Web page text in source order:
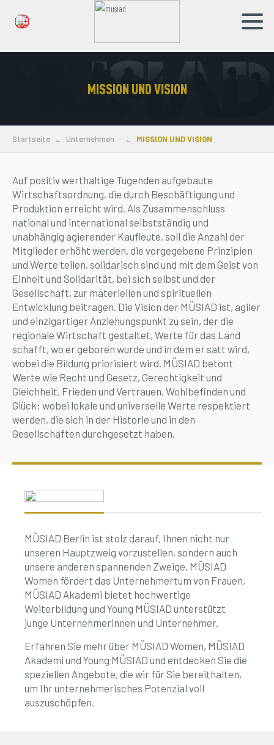
DE
Marken
Nachrichten
Soziale Verantwortung
Mitgliedschaft
Kontakt
MISSION UND VISION
Startseite Unternehmen MISSION UND VISION
Auf positiv werthaltige Tugenden aufgebaute
Wirtschaftsordnung, die durch Beschäftigung und
Produktion erreicht wird. Als Zusammenschluss
national und international selbstständig und
unabhängig agierender Kaufleute, soll die Anzahl der
Mitglieder erhöht werden, die vorgegebene Prinzipien
und Werte teilen, solidarisch sind und mit dem Geist von
Einheit und Solidarität, bei sich selbst und der
Gesellschaft, zur materiellen und spirituellen
Entwicklung beitragen. Die Vision der MÜSIAD ist, agiler
und einzigartiger Anziehungspunkt zu sein, der die
regionale Wirtschaft gestaltet, Werte für das Land
schafft, wo er geboren wurde und in dem er satt wird,
wobei die Bildung priorisiert wird. MÜSIAD betont
Werte wie Recht und Gesetz, Gerechtigkeit und
Gleichheit, Frieden und Vertrauen, Wohlbefinden und
Glück; wobei lokale und universelle Werte respektiert
werden, die sich in der Historie und in den
Gesellschaften durchgesetzt haben.
MÜSIAD Berlin ist stolz darauf, Ihnen nicht nur
unseren Hauptzweig vorzustellen, sondern auch
unsere anderen spannenden Zweige. MÜSIAD
Women fördert das Unternehmertum von Frauen,
MÜSIAD Akademi bietet hochwertige
Weiterbildung und Young MÜSIAD unterstützt
junge Unternehmerinnen und Unternehmer.
​Erfahren Sie mehr über MÜSIAD Women, MÜSIAD
Akademi und Young MÜSIAD und entdecken Sie die
speziellen Angebote, die wir für Sie bereithalten,
um Ihr unternehmerisches Potenzial voll
auszuschöpfen.